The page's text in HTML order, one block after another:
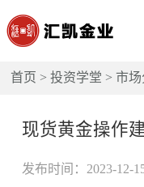
首页 >投资学堂 >市
现货黄金操作
发布时间：2023-12-